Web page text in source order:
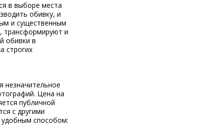
в выборе места
обивку, и
и существенным
трансформируют и
обивки в
строгих
незначительное
Цена на
публичной
с другими
способом: